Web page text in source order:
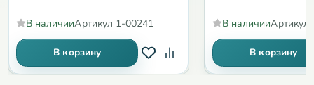
В наличииАртикул 1-00241
В корзину
В наличииАртикул
В корзину